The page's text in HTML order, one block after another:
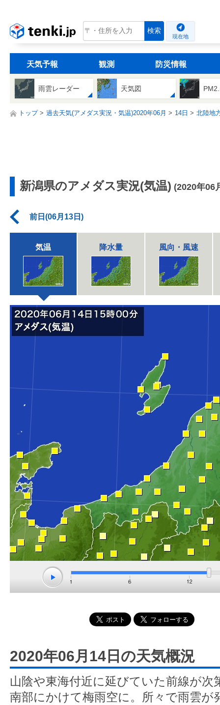
tenki.jp 検索
現在地
天気予報 観測 防災情報
雨雲レーダー 天気図
トップ 過去天気(アメダス実況・気温)2020年06月 14日 北陸地
新潟県のアメダス実況(気温) (2020年06
前日(06月13日)
気温 降水量 風向・風速
2020年06月14日の天気概況
山陰や東海付近に延びていた前線が次
南部にかけて梅雨空に。所々で雨雲が